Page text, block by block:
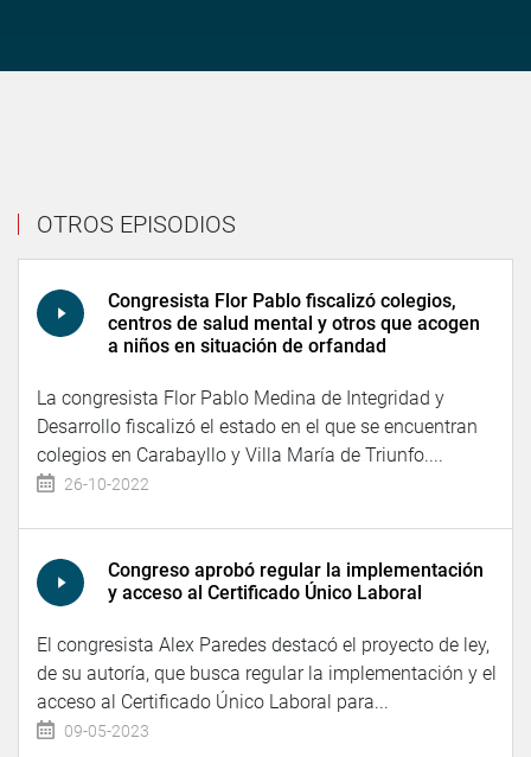
OTROS EPISODIOS
Congresista Flor Pablo fiscalizó colegios,
centros de salud mental y otros que acogen
a niños en situación de orfandad
La congresista Flor Pablo Medina de Integridad y
Desarrollo fiscalizó el estado en el que se encuentran
colegios en Carabayllo y Villa María de Triunfo....
26-10-2022
Congreso aprobó regular la implementación
y acceso al Certificado Único Laboral
El congresista Alex Paredes destacó el proyecto de ley,
de su autoría, que busca regular la implementación y el
acceso al Certificado Único Laboral para...
09-05-2023